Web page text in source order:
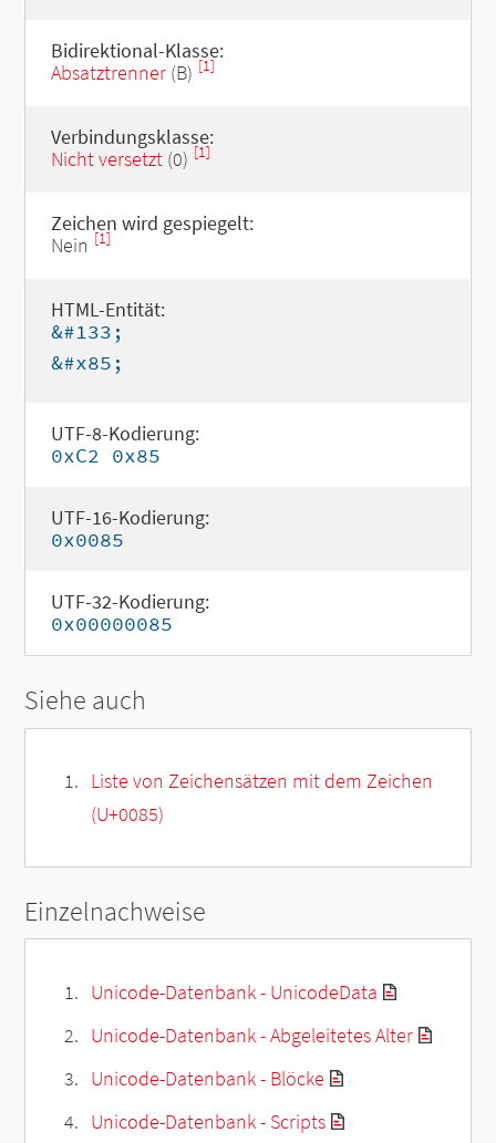
Bidirektional-Klasse:
Absatztrenner(B) [1]
Verbindungsklasse:
Nicht versetzt(0) [1]
Zeichen wird gespiegelt:
Nein [1]
HTML-Entität:
&#133;
&#x85;
UTF-8-Kodierung:
0xC2 0x85
UTF-16-Kodierung:
0x0085
UTF-32-Kodierung:
0x00000085
Siehe auch
Liste von Zeichensätzen mit dem Zeichen
(U+0085)
Einzelnachweise
Unicode-Datenbank - UnicodeData
Unicode-Datenbank - Abgeleitetes Alter
Unicode-Datenbank - Blöcke
Unicode-Datenbank - Scripts